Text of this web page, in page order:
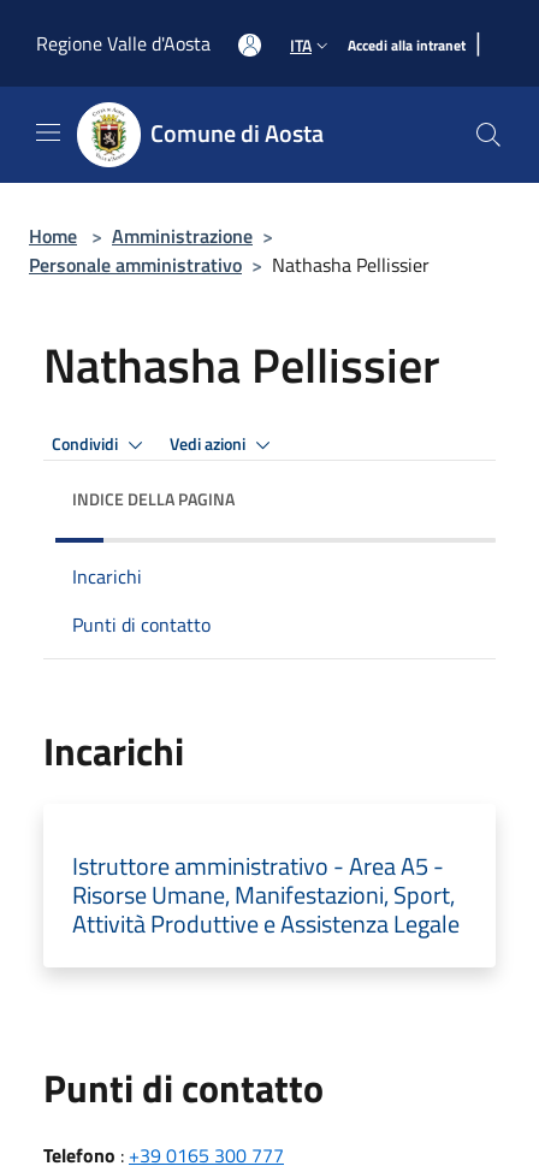
Regione Valle d'Aosta
ITA Accedi alla intranet |
Comune di Aosta
Home > Amministrazione >
Personale amministrativo > Nathasha Pellissier
Nathasha Pellissier
Condividi Vedi azioni
INDICE DELLA PAGINA
Incarichi
Punti di contatto
Incarichi
Istruttore amministrativo - Area A5 -
Risorse Umane, Manifestazioni, Sport,
Attività Produttive e Assistenza Legale
Punti di contatto
Telefono : +39 0165 300 777